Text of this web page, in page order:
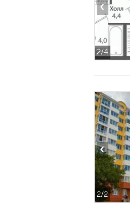
2/4
‹
2/2
‹